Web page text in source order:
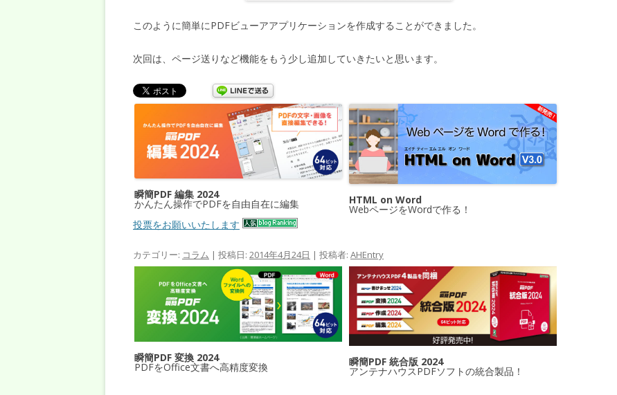
このように簡単にPDFビューアアプリケーションを作成することができました。
次回は、ページ送りなど機能をもう少し追加していきたいと思います。
瞬簡PDF 編集 2024
かんたん操作でPDFを自由自在に編集 HTML on Word
WebページをWordで作る！
投票をお願いいたします
カテゴリー: コラム | 投稿日: 2014年4月24日 | 投稿者: AHEntry
瞬簡PDF 変換 2024
PDFをOffice文書へ高精度変換 瞬簡PDF 統合版 2024
アンテナハウスPDFソフトの統合製品！